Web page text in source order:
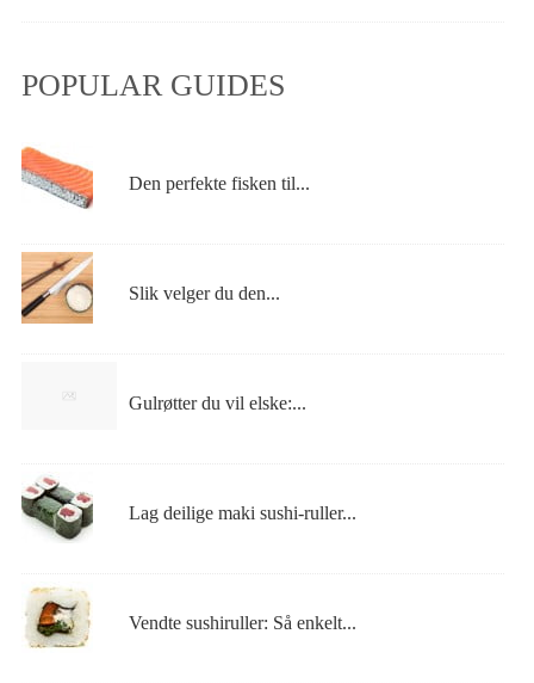
POPULAR GUIDES
Den perfekte fisken til...
Slik velger du den...
Gulrøtter du vil elske:...
Lag deilige maki sushi-ruller...
Vendte sushiruller: Så enkelt...